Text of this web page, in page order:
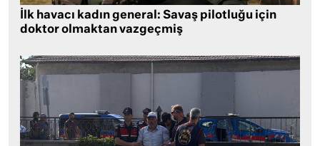
İlk havacı kadın general: Savaş pilotluğu için
doktor olmaktan vazgeçmiş